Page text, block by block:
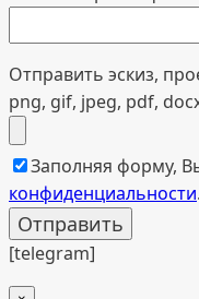
Отправить эскиз,
png, gif, jpeg, pdf,
Заполняя форму,
конфиденциальности.
[telegram]